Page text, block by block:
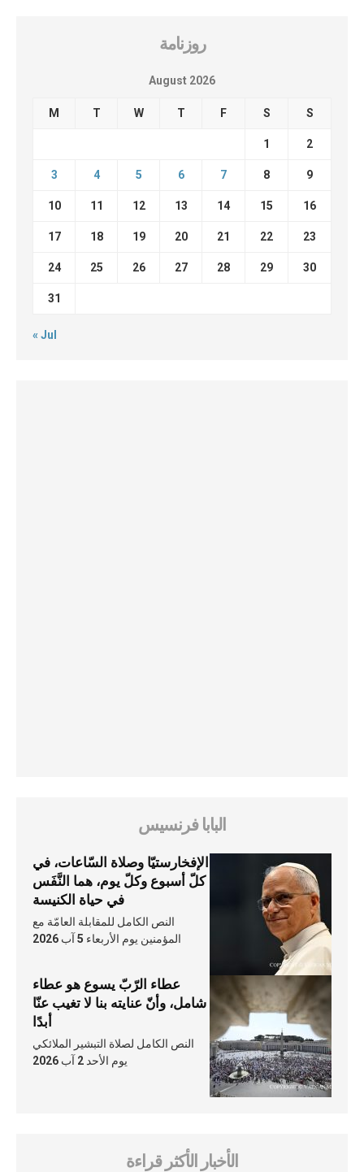
روزنامة
August 2026
M T W T F S S
1 2
3 4 5 6 7 8 9
10 11 12 13 14 15 16
17 18 19 20 21 22 23
24 25 26 27 28 29 30
31
« Jul
البابا فرنسيس
الإفخارستيّا وصلاة السّاعات، في
كلّ أسبوع وكلّ يوم، هما النَّفَس
في حياة الكنيسة
النص الكامل للمقابلة العامّة مع
المؤمنين يوم الأربعاء 5 آب 2026
عطاء الرّبّ يسوع هو عطاء
شامل، وأنّ عنايته بنا لا تغيب عنّا
أبدًا
النص الكامل لصلاة التبشير الملائكي
يوم الأحد 2 آب 2026
الأخبار الأكثر قراءة